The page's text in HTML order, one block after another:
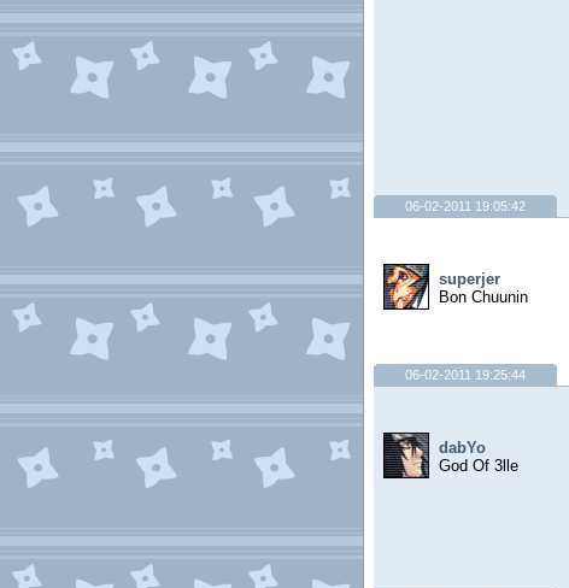
06-02-2011 19:05:42
superjer
Bon Chuunin
06-02-2011 19:25:44
dabYo
God Of 3lle